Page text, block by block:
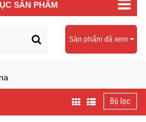
SẢN PHẨM
Sản phẩm đã xem
Bộ lọc